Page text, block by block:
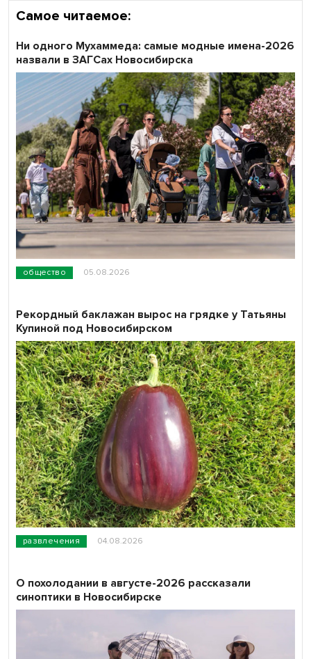
Самое читаемое:
общество 05.08.2026
Ни одного Мухаммеда: самые модные имена-2026
назвали в ЗАГСах Новосибирска
развлечения 04.08.2026
Рекордный баклажан вырос на грядке у Татьяны
Купиной под Новосибирском
О похолодании в августе-2026 рассказали
синоптики в Новосибирске